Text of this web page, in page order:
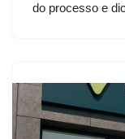
do processo e